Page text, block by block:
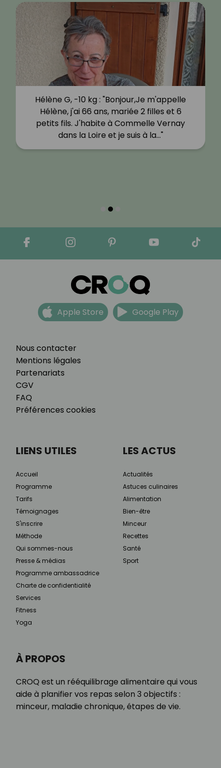
Hélène G, -10 kg : "Bonjour,Je m'appelle
Hélène, j'ai 66 ans, mariée 2 filles et 6
petits fils. J'habite à Commelle Vernay
dans la Loire et je suis à la…"
Nous contacter
Mentions légales
Partenariats
CGV
FAQ
Préférences cookies
Apple Store Google Play
À PROPOS
CROQ est un rééquilibrage alimentaire qui vous
aide à planifier vos repas selon 3 objectifs :
minceur, maladie chronique, étapes de vie.
LIENS UTILES
Accueil
Programme
Tarifs
Témoignages
S'inscrire
Méthode
Qui sommes-nous
Presse & médias
Programme ambassadrice
Charte de confidentialité
Services
Fitness
Yoga
LES ACTUS
Actualités
Astuces culinaires
Alimentation
Bien-être
Minceur
Recettes
Santé
Sport